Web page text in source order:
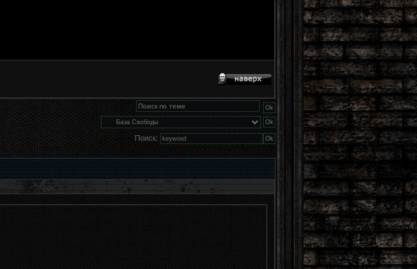
Поиск: